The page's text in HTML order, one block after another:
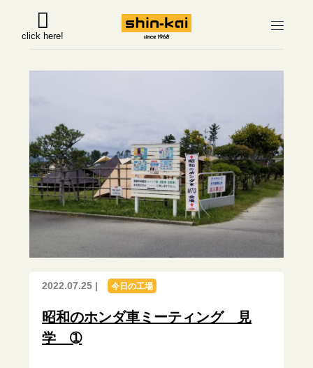
click here!
2022.07.25 | 今日の工場
昭和のホンダ車ミーティング 見
学 ➀